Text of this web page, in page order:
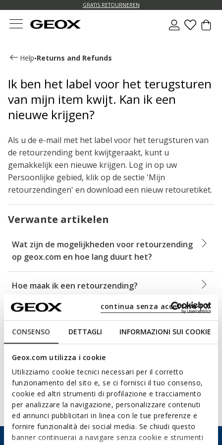
CONSENSO DETTAGLI INFORMAZIONI SUI COOKIE
Geox.com utilizza i cookie
Utilizziamo cookie tecnici necessari per il corretto
funzionamento del sito e, se ci fornisci il tuo consenso,
cookie ed altri strumenti di profilazione e tracciamento
per analizzare la navigazione, personalizzare contenuti
ed annunci pubblicitari in linea con le tue preferenze e
fornire funzionalità dei social media. Se chiudi questo
banner continuerai a navigare senza cookie e strumenti
continua senza accettare | X
GRATIS RETOURNEREN
Help•Returns and Refunds
Ik ben het label voor het terugsturen
van mijn item kwijt. Kan ik een
nieuwe krijgen?
Als u de e-mail met het label voor het terugsturen van
de retourzending bent kwijtgeraakt, kunt u
gemakkelijk een nieuwe krijgen. Log in op uw
Persoonlijke gebied, klik op de sectie 'Mijn
retourzendingen' en download een nieuw retouretiket.
Verwante artikelen
Wat zijn de mogelijkheden voor retourzending
op geox.com en hoe lang duurt het?
Hoe maak ik een retourzending?
Kan ik een product dat ik op geox.com heb
gekocht wijzigen?
Welke terugbetalingsmethoden worden
gebruikt voor items die via UPS worden
geretourneerd?
Toon alle artikelen (14)